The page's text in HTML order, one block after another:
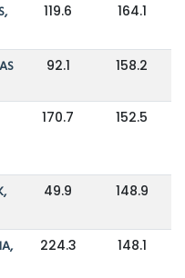
119.6 164.1
92.1 158.2
170.7 152.5
49.9 148.9
224.3 148.1